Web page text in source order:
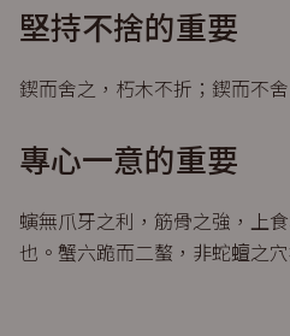
堅持不捨的重要
鍥而舍之，朽木不折；鍥而不
專心一意的重要
螾無爪牙之利，筋骨之強，上
也。蟹六跪而二螯，非蛇蟺之